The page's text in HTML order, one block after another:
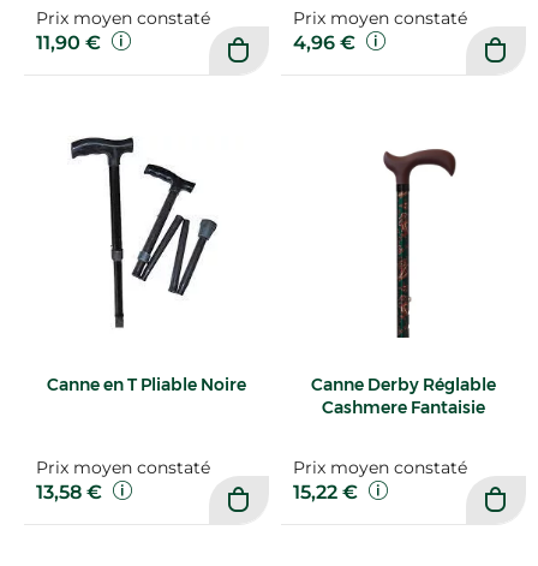
Prix moyen constaté
11,90 €
Prix moyen constaté
4,96 €
Canne en T Pliable Noire
Prix moyen constaté
13,58 €
Canne Derby Réglable
Cashmere Fantaisie
Prix moyen constaté
15,22 €